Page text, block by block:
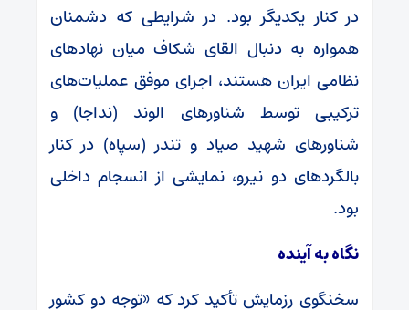
در کنار یکدیگر بود. در شرایطی که دشمنان
همواره به دنبال القای شکاف میان نهادهای
نظامی ایران هستند، اجرای موفق عملیات‌های
ترکیبی توسط شناورهای الوند (نداجا) و
شناورهای شهید صیاد و تندر (سپاه) در کنار
بالگردهای دو نیرو، نمایشی از انسجام داخلی
بود.
نگاه به آینده
سخنگوی رزمایش تأکید کرد که «توجه دو کشور